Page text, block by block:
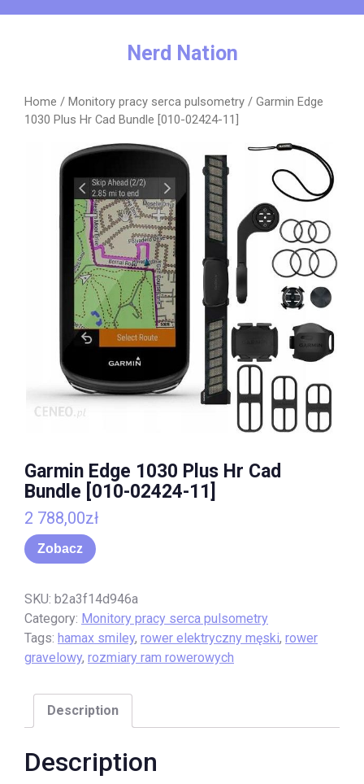
Nerd Nation
Home / Monitory pracy serca pulsometry / Garmin Edge
1030 Plus Hr Cad Bundle [010-02424-11]
Garmin Edge 1030 Plus Hr Cad
Bundle [010-02424-11]
2 788,00zł
Zobacz
SKU: b2a3f14d946a
Category: Monitory pracy serca pulsometry
Tags: hamax smiley, rower elektryczny męski, rower
gravelowy, rozmiary ram rowerowych
Description
Description